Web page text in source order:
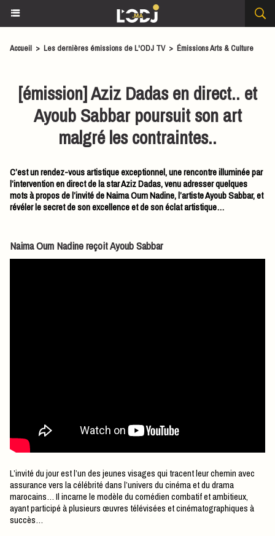
Accueil > Les dernières émissions de L'ODJ TV > Émissions Arts & Culture
[émission] Aziz Dadas en direct.. et
Ayoub Sabbar poursuit son art
malgré les contraintes..
C’est un rendez-vous artistique exceptionnel, une rencontre illuminée par
l’intervention en direct de la star Aziz Dadas, venu adresser quelques
mots à propos de l’invité de Naima Oum Nadine, l’artiste Ayoub Sabbar, et
révéler le secret de son excellence et de son éclat artistique…
Naima Oum Nadine reçoit Ayoub Sabbar
L’invité du jour est l’un des jeunes visages qui tracent leur chemin avec
assurance vers la célébrité dans l’univers du cinéma et du drama
marocains… Il incarne le modèle du comédien combatif et ambitieux,
ayant participé à plusieurs œuvres télévisées et cinématographiques à
succès…